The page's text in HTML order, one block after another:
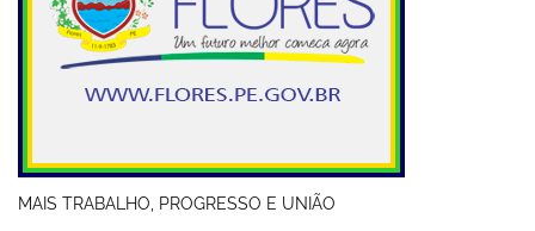
MAIS TRABALHO, PROGRESSO E UNIÃO